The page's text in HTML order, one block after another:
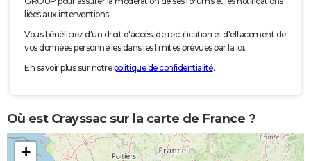
liées aux interventions.
Vous bénéficiez d'un droit d'accès, de rectification et d'effacement de
vos données personnelles dans les limites prévues par la loi.
En savoir plus sur notrepolitique de confidentialité.
Où est Crayssac sur la carte de France ?
+